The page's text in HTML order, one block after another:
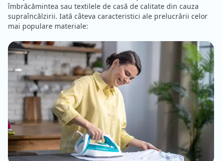
îmbrăcămintea sau textilele de casă de calitate din cauza
supraîncălzirii. Iată câteva caracteristici ale prelucrării celor
mai populare materiale: